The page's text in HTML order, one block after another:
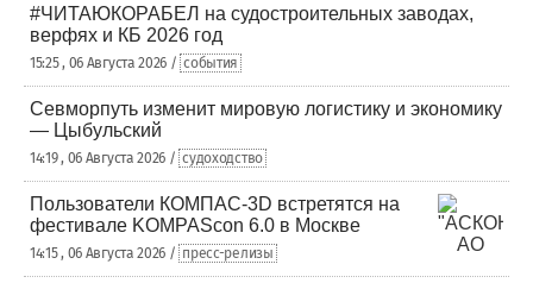
#ЧИТАЮКОРАБЕЛ на судостроительных заводах,
верфях и КБ 2026 год
15:25 , 06 Августа 2026 / события
Севморпуть изменит мировую логистику и экономику
— Цыбульский
14:19 , 06 Августа 2026 / судоходство
Пользователи КОМПАС-3D встретятся на
фестивале KOMPAScon 6.0 в Москве
14:15 , 06 Августа 2026 / пресс-релизы